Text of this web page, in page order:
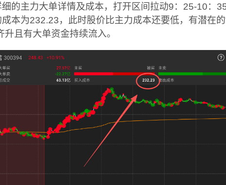
细的主力大单详情及成本，打开区间拉动9：25-10：
本为232.23，此时股价比主力成本还要低，有潜在
且有大单资金持续流入。